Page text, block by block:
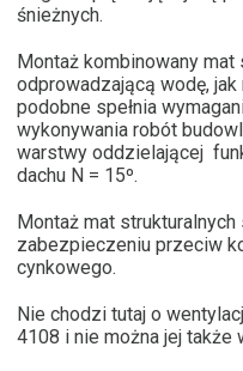
śnieżnych.
Montaż kombinowany
odprowadzającą wodę,
podobne spełnia
wykonywania robót
warstwy oddzielającej
dachu N = 15º.
Montaż mat
zabezpieczeniu przeciw
cynkowego.
Nie chodzi tutaj o
4108 i nie można jej także